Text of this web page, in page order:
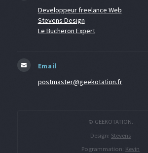
Developpeur freelance Web
Stevens Design
Le Bucheron Expert
Email
postmaster@geekotation.fr
© GEEKOTATION.
Design: Stevens
Pogrammation: Kevin